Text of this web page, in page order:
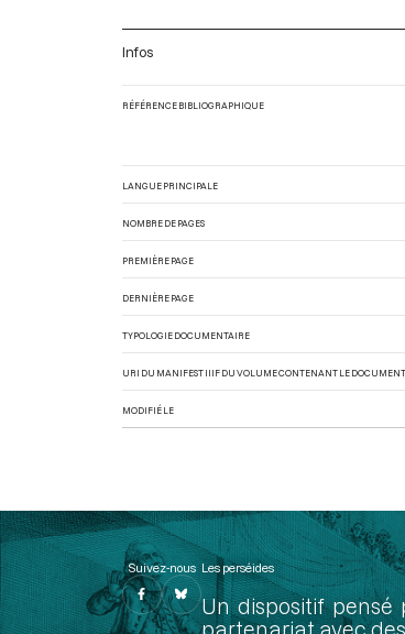
Infos
RÉFÉRENCE BIBLIOGRAPHIQUE
LANGUE PRINCIPALE
NOMBRE DE PAGES
PREMIÈRE PAGE
DERNIÈRE PAGE
TYPOLOGIE DOCUMENTAIRE
URI DU MANIFEST IIIF DU VOLUME CONTENANT LE DOCUMENT
MODIFIÉ LE
Suivez-nous Les perséides
Un dispositif pensé
partenariat avec